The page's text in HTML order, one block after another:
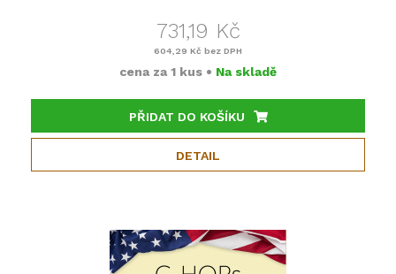
731,19 Kč
604,29 Kč bez DPH
cena za 1 kus • Na skladě
PŘIDAT DO KOŠÍKU
DETAIL